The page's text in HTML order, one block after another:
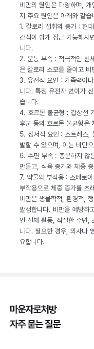
비만의 원인은 다양하며,
지 주요 원인은 아래와 같습
1. 칼로리 섭취의 증가 : 현
간식이 쉽게 접근 가능해지
니다.
2. 운동 부족 : 적극적인 신
은 칼로리 소모를 줄이고
3. 유전적 요인 : 가족력이
니다. 특정 유전자 변이가
습니다.
4. 호르몬 불균형 : 갑상선
후군 등의 호르몬 불균형은
5. 정서적 요인 : 스트레스,
발할 수 있으며, 이는 비만
6. 수면 부족 : 충분하지 않
만들고, 식욕 증가와 체중
7. 약물의 부작용 : 스테로
부작용으로 체중 증가를 초
비만은 생물학적, 환경적,
발생합니다. 비만을 예방하
인 신체 활동, 적절한 수면,
니다. 필요한 경우, 의사나
요합니다.
마운자로처방
자주 묻는 질문